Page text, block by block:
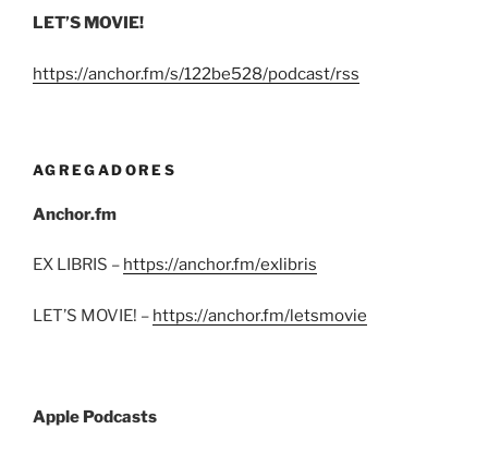
LET’S MOVIE!
https://anchor.fm/s/122be528/podcast/rss
AGREGADORES
Anchor.fm
EX LIBRIS – https://anchor.fm/exlibris
LET’S MOVIE! – https://anchor.fm/letsmovie
Apple Podcasts